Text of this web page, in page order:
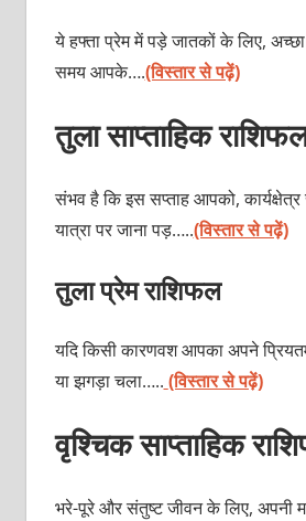
ये हफ्ता प्रेम में पड़े जातकों के लिए,
समय आपके….(विस्तार से पढ़ें)
तुला साप्ताहिक
संभव है कि इस सप्ताह आपको,
यात्रा पर जाना पड़…..(विस्तार से पढ़ें)
तुला प्रेम राशिफल
यदि किसी कारणवश आपका अपने
या झगड़ा चला….. (विस्तार से पढ़ें)
वृश्चिक साप्ताहिक
भरे-पूरे और संतुष्ट जीवन के लिए, अपनी